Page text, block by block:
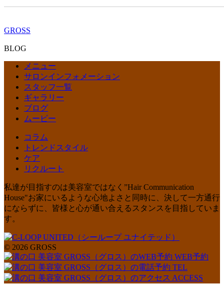
GROSS
BLOG
メニュー
サロンインフォメーション
スタッフ一覧
ギャラリー
ブログ
ムービー
コラム
トレンドスタイル
ケア
リクルート
私達が目指すのは美容室ではなく”Hair Communication
House"お家にいるような心地よさと同時に、決して一方通行
にならずに、皆様と心が通い合えるスタンスを目指していま
す。
© 2026 GROSS
WEB予約
TEL
ACCESS